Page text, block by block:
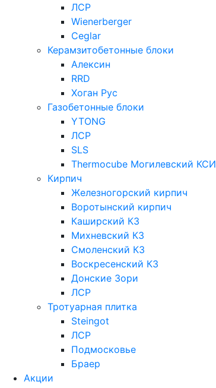
ЛСР
Wienerberger
Ceglar
Керамзитобетонные блоки
Алексин
RRD
Хоган Рус
Газобетонные блоки
YTONG
ЛСР
SLS
Thermocube Могилевский КСИ
Кирпич
Железногорский кирпич
Воротынский кирпич
Каширский КЗ
Михневский КЗ
Смоленский КЗ
Воскресенский КЗ
Донские Зори
ЛСР
Тротуарная плитка
Steingot
ЛСР
Подмосковье
Браер
Акции